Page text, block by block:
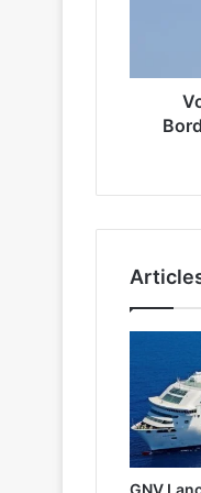
u
n
u
v
e
l
i
g